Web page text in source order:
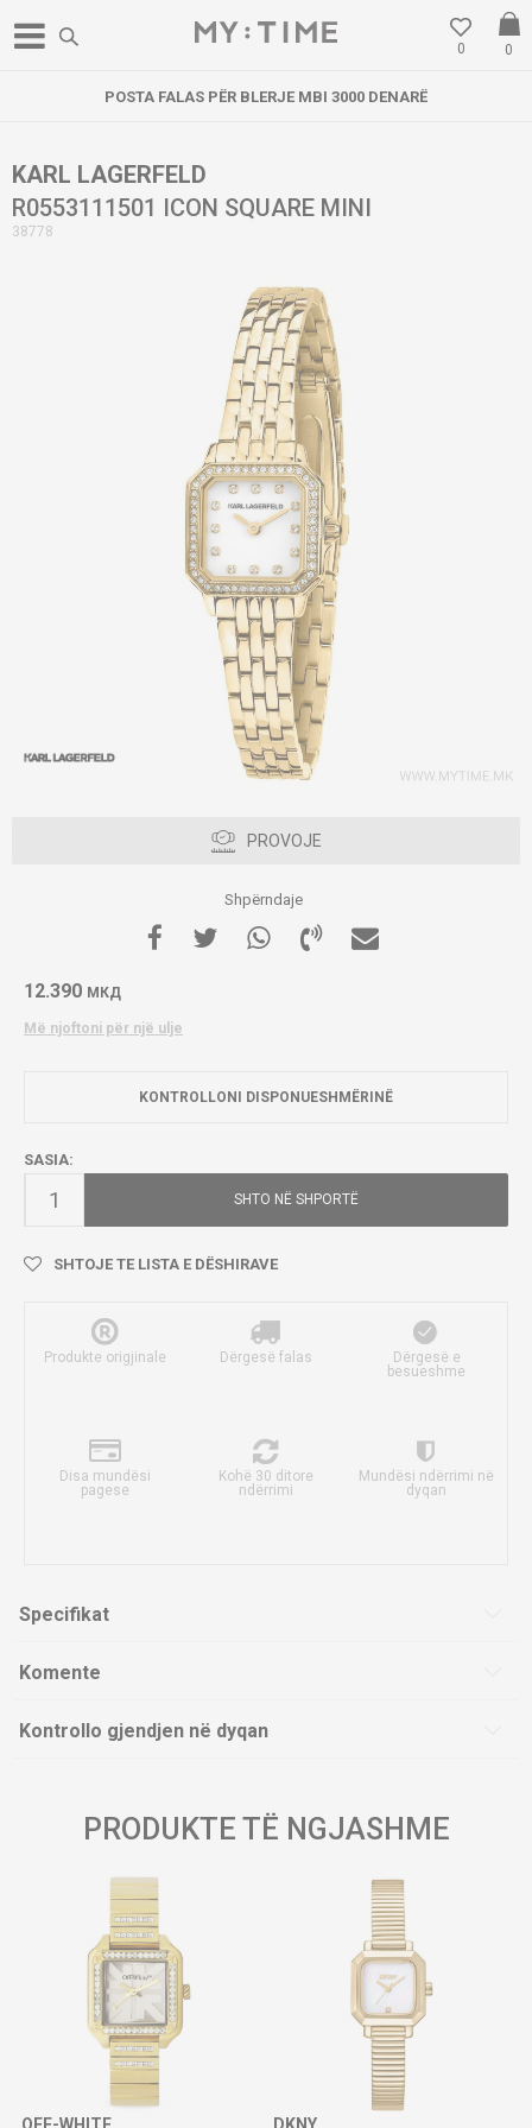
0
0
POSTA FALAS PËR BLERJE MBI 3000 DENARË
KARL LAGERFELD
R0553111501 ICON SQUARE MINI
38778
PROVOJE
Shpërndaje
12.390 МКД
Më njoftoni për një ulje
KONTROLLONI DISPONUESHMËRINË
SASIA:
SHTO NË SHPORTË
SHTOJE TE LISTA E DËSHIRAVE
Produkte origjinale Dërgesë falas
Dërgesë e
besueshme
Disa mundësi
pagese
Kohë 30 ditore
ndërrimi
Mundësi ndërrimi në
dyqan
Specifikat
Komente
Kontrollo gjendjen në dyqan
PRODUKTE TË NGJASHME